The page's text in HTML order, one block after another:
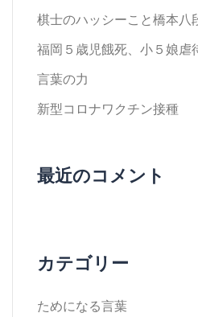
棋士のハッシーこと橋本八
福岡５歳児餓死、小５娘虐
言葉の力
新型コロナワクチン接種
最近のコメント
カテゴリー
ためになる言葉